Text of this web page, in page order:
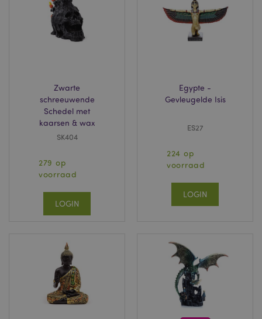
Zwarte
schreeuwende
Schedel met
kaarsen & wax
SK404
279 op
voorraad
LOGIN
Egypte -
Gevleugelde Isis
ES27
224 op
voorraad
LOGIN